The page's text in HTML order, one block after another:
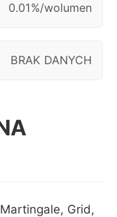
0.01%/wolumen
BRAK DANYCH
Grid,